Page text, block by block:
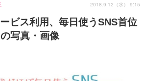
ビス利用、毎日使うSNS首位
写真・画像
2018.9.12（水） 9:15